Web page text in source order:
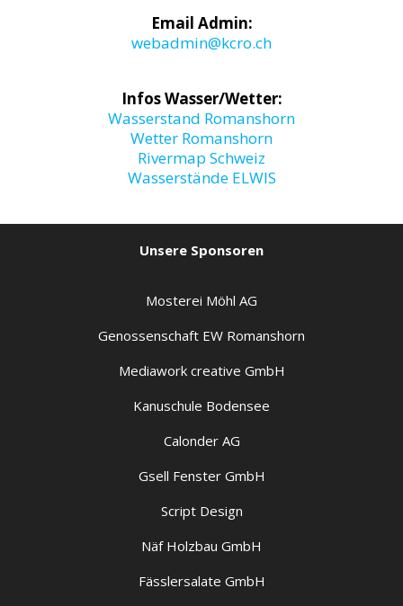
Email Admin:
webadmin@kcro.ch
Infos Wasser/Wetter:
Wasserstand Romanshorn
Wetter Romanshorn
Rivermap Schweiz
Wasserstände ELWIS
Unsere Sponsoren
Mosterei Möhl AG
Genossenschaft EW Romanshorn
Mediawork creative GmbH
Kanuschule Bodensee
Calonder AG
Gsell Fenster GmbH
Script Design
Näf Holzbau GmbH
Fässlersalate GmbH